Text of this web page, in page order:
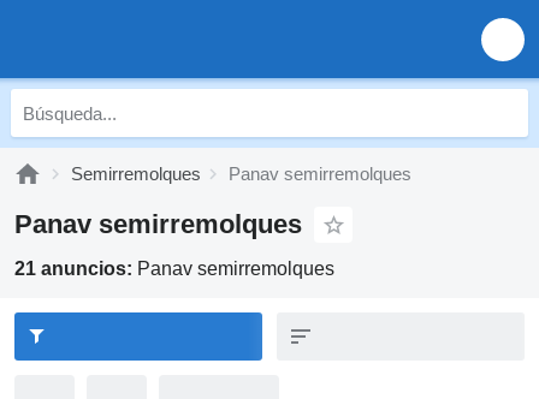
Semirremolques Panav semirremolques
Panav semirremolques
21 anuncios: Panav semirremolques